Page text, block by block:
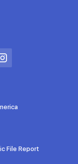
Abrir
pestaña
File Report